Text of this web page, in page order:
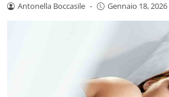
Antonella Boccasile - Gennaio 18, 2026